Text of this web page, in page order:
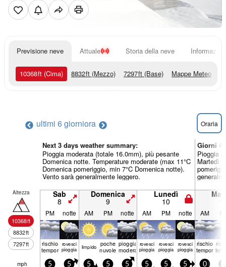
Previsione neve Attuale Storia della neve
10368ft (Cima) 8832ft (Mezzo) 7297ft (Base) Mappe Meteo
ultimi 6 giorniora Oraria
Next 3 days weather summary:
Pioggia moderata (totale 16.0mm), più pesante
Domenica notte. Temperature moderate (max 11°C
Domenica pomeriggio, min 7°C Domenica notte).
Vento sarà generalmente leggero.
Giorni
Pioggia
Martedì
Altezza
10368ft
8832ft
7297ft
Sab
8
Domenica
9
Lunedì
10
PM notte AM PM notte AM PM notte AM
rischio
temporale
rovesci
pioggia limp­ido poche
nuvole
pioggia
moderata
rovesci
pioggia
rovesci
pioggia
rovesci
pioggia
rischio
temporale
mph 5 5 5 5 5 5 5 5 0